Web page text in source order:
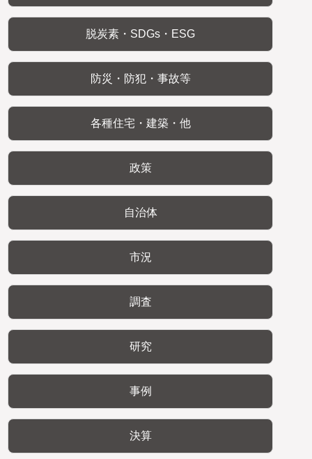
脱炭素・SDGs・ESG
防災・防犯・事故等
各種住宅・建築・他
政策
自治体
市況
調査
研究
事例
決算